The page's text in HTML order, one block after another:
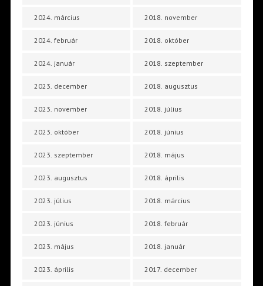
2024. március
2024. február
2024. január
2023. december
2023. november
2023. október
2023. szeptember
2023. augusztus
2023. július
2023. június
2023. május
2023. április
2018. november
2018. október
2018. szeptember
2018. augusztus
2018. július
2018. június
2018. május
2018. április
2018. március
2018. február
2018. január
2017. december